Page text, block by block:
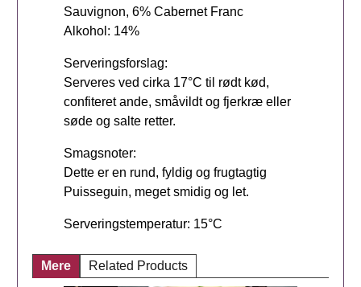
Sauvignon, 6% Cabernet Franc
Alkohol: 14%
Serveringsforslag:
Serveres ved cirka 17°C til rødt kød,
confiteret ande, småvildt og fjerkræ eller
søde og salte retter.
Smagsnoter:
Dette er en rund, fyldig og frugtagtig
Puisseguin, meget smidig og let.
Serveringstemperatur: 15°C
Mere Related Products